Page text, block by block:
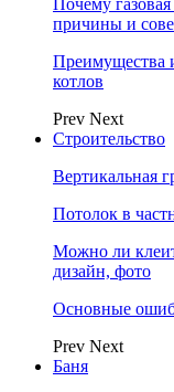
Почему
причины и
Преимущества
котлов
Prev Next
Строительство
Вертикальная
Потолок в
Можно ли
дизайн, фото
Основные
Prev Next
Баня